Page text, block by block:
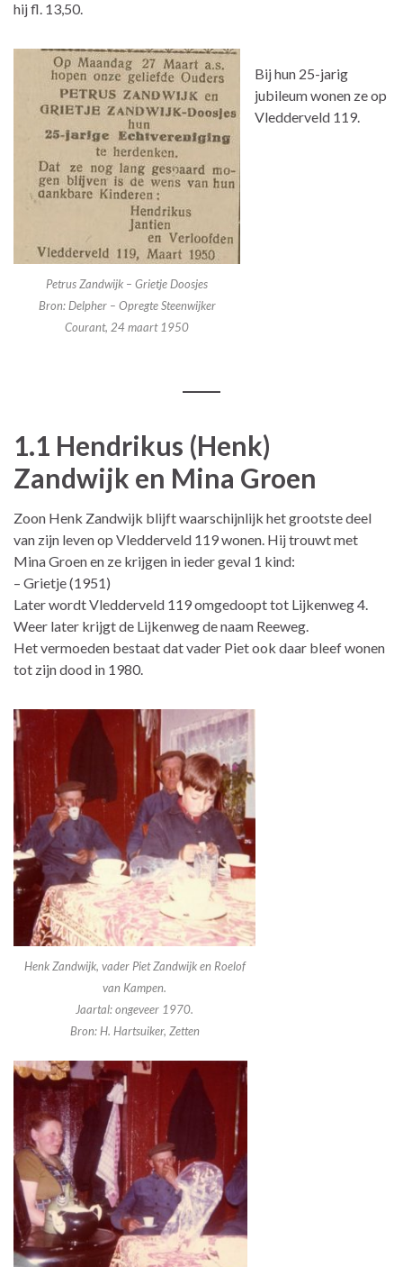
hij fl. 13,50.
Petrus Zandwijk – Grietje Doosjes
Bron: Delpher – Opregte Steenwijker
Courant, 24 maart 1950
Bij hun 25-jarig
jubileum wonen ze op
Vledderveld 119.
1.1 Hendrikus (Henk)
Zandwijk en Mina Groen
Zoon Henk Zandwijk blijft waarschijnlijk het grootste deel
van zijn leven op Vledderveld 119 wonen. Hij trouwt met
Mina Groen en ze krijgen in ieder geval 1 kind:
– Grietje (1951)
Later wordt Vledderveld 119 omgedoopt tot Lijkenweg 4.
Weer later krijgt de Lijkenweg de naam Reeweg.
Het vermoeden bestaat dat vader Piet ook daar bleef wonen
tot zijn dood in 1980.
Henk Zandwijk, vader Piet Zandwijk en Roelof
van Kampen.
Jaartal: ongeveer 1970.
Bron: H. Hartsuiker, Zetten